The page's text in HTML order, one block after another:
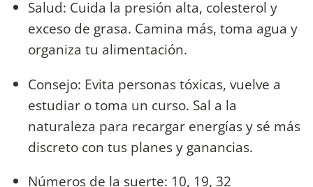
Salud: Cuida la presión alta, colesterol y
exceso de grasa. Camina más, toma agua y
organiza tu alimentación.
Consejo: Evita personas tóxicas, vuelve a
estudiar o toma un curso. Sal a la
naturaleza para recargar energías y sé más
discreto con tus planes y ganancias.
Números de la suerte: 10, 19, 32